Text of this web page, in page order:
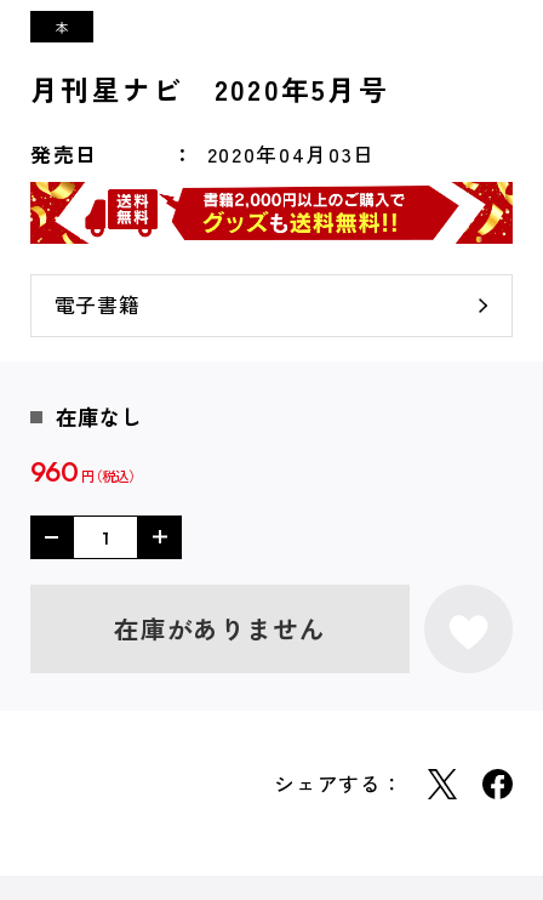
月刊星ナビ 2020年5月号
発売日 2020年04月03日
電子書籍
在庫なし
960 円
在庫がありません
シェアする：